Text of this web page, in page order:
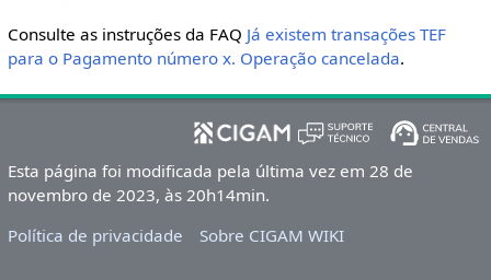
Consulte as instruções da FAQ Já existem transações TEF
para o Pagamento número x. Operação cancelada.
Esta página foi modificada pela última vez em 28 de
novembro de 2023, às 20h14min.
Política de privacidade
Sobre CIGAM WIKI